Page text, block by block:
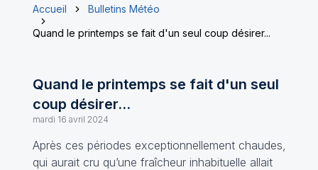
Accueil
Bulletins Météo
Quand le printemps se fait d'un seul coup désirer...
Quand le printemps se fait d'un seul
coup désirer...
mardi 16 avril 2024
Après ces périodes exceptionnellement chaudes,
qui aurait cru qu’une fraîcheur inhabituelle allait